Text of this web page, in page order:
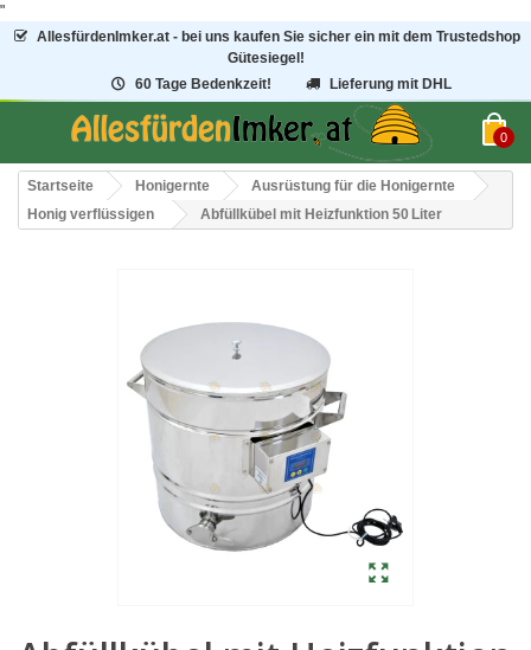
"
AllesfürdenImker.at - bei uns kaufen Sie sicher ein mit dem Trustedshop
Gütesiegel!
60 Tage Bedenkzeit!
Lieferung mit DHL
0
Startseite Honigernte
Ausrüstung für die Honigernte
Honig verflüssigen
Abfüllkübel mit Heizfunktion 50 Liter